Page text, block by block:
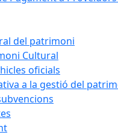
del patrimoni
Cultural
oficials
a la gestió del